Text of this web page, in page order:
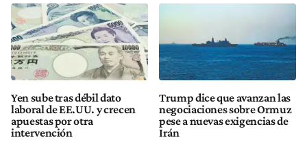
Yen sube tras débil dato
laboral de EE.UU. y crecen
apuestas por otra
intervención
Trump dice que avanzan las
negociaciones sobre Ormuz
pese a nuevas exigencias de
Irán